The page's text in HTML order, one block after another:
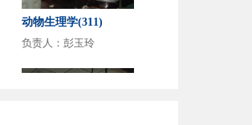
动物生理学(311)
负责人：彭玉玲